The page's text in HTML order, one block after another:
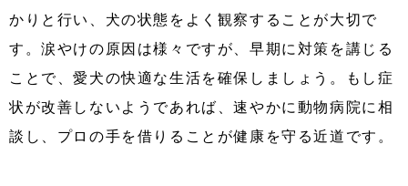
かりと行い、犬の状態をよく観察することが大切で
す。涙やけの原因は様々ですが、早期に対策を講じる
ことで、愛犬の快適な生活を確保しましょう。もし症
状が改善しないようであれば、速やかに動物病院に相
談し、プロの手を借りることが健康を守る近道です。